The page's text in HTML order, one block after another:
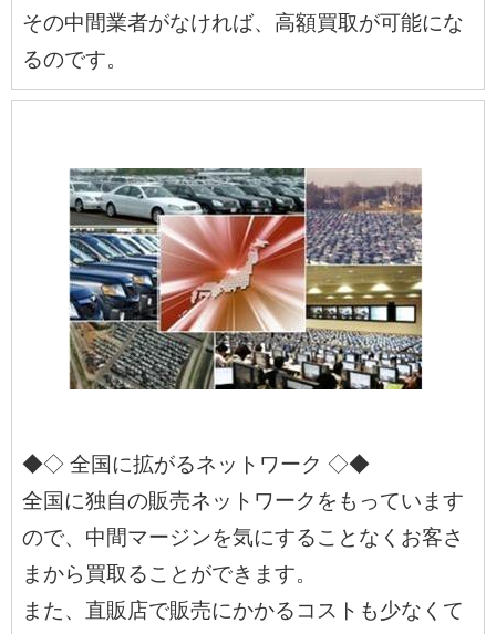
その中間業者がなければ、高額買取が可能にな
るのです。
◆◇ 全国に拡がるネットワーク ◇◆
全国に独自の販売ネットワークをもっています
ので、中間マージンを気にすることなくお客さ
まから買取ることができます。
また、直販店で販売にかかるコストも少なくて